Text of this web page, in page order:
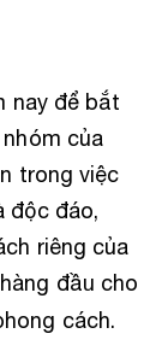
nay để bắt
của
trong việc
độc đáo,
riêng của
đầu cho
cách.